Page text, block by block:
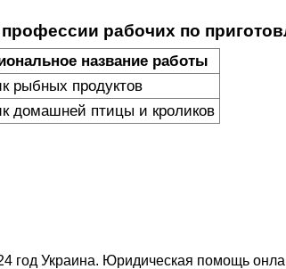
рабочих по
название работы
рыбных продуктов
домашней птицы и кроликов
год Украина. Юридическая помощь